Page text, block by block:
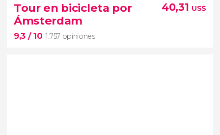
Molinos de viento, quesos holandeses y zuecos
visitaremos Zaandam
Tour en bicicleta por
Ámsterdam
9,3 / 10 1.757 opiniones
40,31 US$